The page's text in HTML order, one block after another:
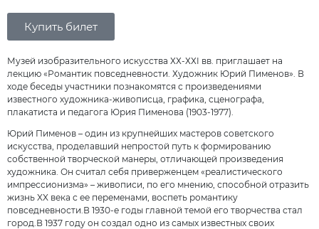
Купить билет
Музей изобразительного искусства ХХ-ХХI вв. приглашает на
лекцию «Романтик повседневности. Художник Юрий Пименов». В
ходе беседы участники познакомятся с произведениями
известного художника-живописца, графика, сценографа,
плакатиста и педагога Юрия Пименова (1903-1977).
Юрий Пименов – один из крупнейших мастеров советского
искусства, проделавший непростой путь к формированию
собственной творческой манеры, отличающей произведения
художника. Он считал себя приверженцем «реалистического
импрессионизма» – живописи, по его мнению, способной отразить
жизнь XX века с ее переменами, воспеть романтику
повседневности.В 1930-е годы главной темой его творчества стал
город.В 1937 году он создал одно из самых известных своих